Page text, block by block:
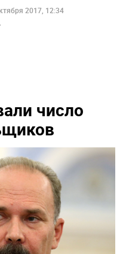
2017, 12:34
число